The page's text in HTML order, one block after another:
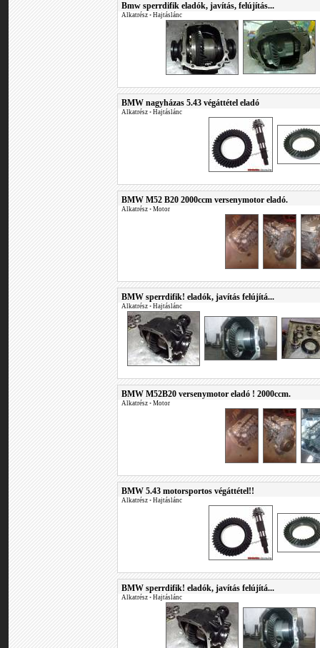
Bmw sperrdifik eladók, javítás, felújítás...
Alkatrész • Hajtáslánc
BMW nagyházas 5.43 végáttétel eladó
Alkatrész • Hajtáslánc
BMW M52 B20 2000ccm versenymotor eladó.
Alkatrész • Motor
BMW sperrdifik! eladók, javítás felújítá...
Alkatrész • Hajtáslánc
BMW M52B20 versenymotor eladó ! 2000ccm.
Alkatrész • Motor
BMW 5.43 motorsportos végáttétel!!
Alkatrész • Hajtáslánc
BMW sperrdifik! eladók, javítás felújítá...
Alkatrész • Hajtáslánc